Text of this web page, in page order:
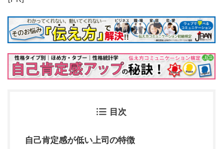
目次
自己肯定感が低い上司の特徴